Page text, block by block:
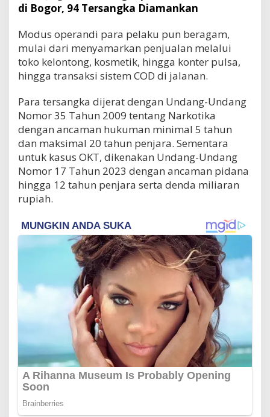
di Bogor, 94 Tersangka Diamankan
Modus operandi para pelaku pun beragam,
mulai dari menyamarkan penjualan melalui
toko kelontong, kosmetik, hingga konter pulsa,
hingga transaksi sistem COD di jalanan.
Para tersangka dijerat dengan Undang-Undang
Nomor 35 Tahun 2009 tentang Narkotika
dengan ancaman hukuman minimal 5 tahun
dan maksimal 20 tahun penjara. Sementara
untuk kasus OKT, dikenakan Undang-Undang
Nomor 17 Tahun 2023 dengan ancaman pidana
hingga 12 tahun penjara serta denda miliaran
rupiah.